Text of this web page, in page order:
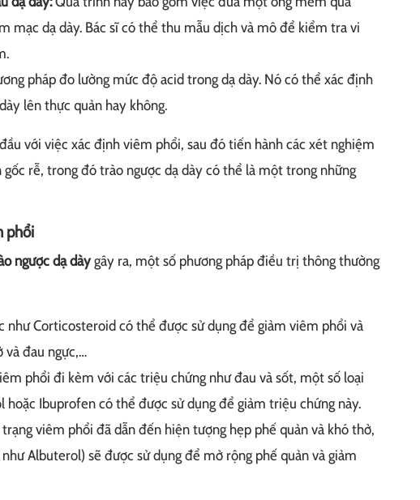
mạc dạ dày. Bác sĩ có thể thu mẫu dịch và mô để kiểm tra vi
pháp đo lường mức độ acid trong dạ dày. Nó có thể xác định
lên thực quản hay không.
với việc xác định viêm phổi, sau đó tiến hành các xét nghiệm
rễ, trong đó trào ngược dạ dày có thể là một trong những
phổi
ngược dạ dàygây ra, một số phương pháp điều trị thông thường
như Corticosteroid có thể được sử dụng để giảm viêm phổi và
và đau ngực,…
phổi đi kèm với các triệu chứng như đau và sốt, một số loại
Ibuprofen có thể được sử dụng để giảm triệu chứng này.
viêm phổi đã dẫn đến hiện tượng hẹp phế quản và khó thở,
Albuterol) sẽ được sử dụng để mở rộng phế quản và giảm